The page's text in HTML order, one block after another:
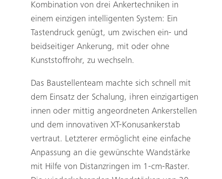
Kombination von drei Ankertechniken in
einem einzigen intelligenten System: Ein
Tastendruck genügt, um zwischen ein- und
beidseitiger Ankerung, mit oder ohne
Kunststoffrohr, zu wechseln.
Das Baustellenteam machte sich schnell mit
dem Einsatz der Schalung, ihren einzigartigen
innen oder mittig angeordneten Ankerstellen
und dem innovativen XT-Konusankerstab
vertraut. Letzterer ermöglicht eine einfache
Anpassung an die gewünschte Wandstärke
mit Hilfe von Distanzringen im 1-cm-Raster.